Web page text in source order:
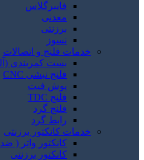
فایبرگلاس
معدنی
برزنتی
نسوز
خدمات فلنج و اتصالات
بست کمربندی
فلنج نبشی CNC
پوش فیت
فلنج TDC
فلنج گرد
رابط گرد
خدمات کانکتور برزنتی
کانکتور واتر (
کانکتور برزنتی